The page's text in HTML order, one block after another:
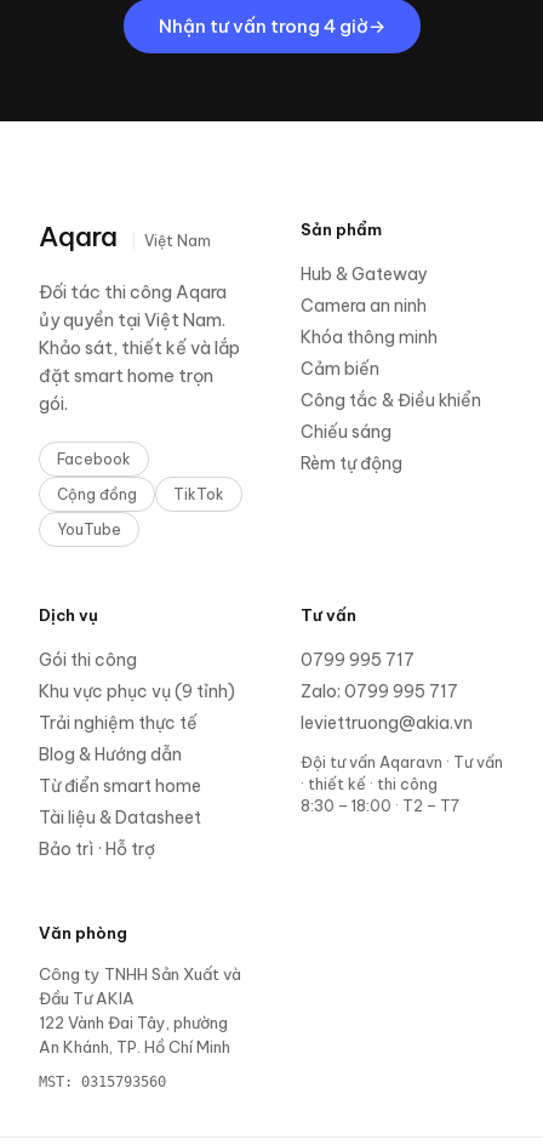
Nhận tư vấn trong 4 giờ
Aqara Việt Nam
Đối tác thi công Aqara
ủy quyền tại Việt Nam.
Khảo sát, thiết kế và lắp
đặt smart home trọn
gói.
Facebook
Cộng đồng
TikTok
YouTube
Sản phẩm
Hub & Gateway
Camera an ninh
Khóa thông minh
Cảm biến
Công tắc & Điều khiển
Chiếu sáng
Rèm tự động
Dịch vụ
Gói thi công
Khu vực phục vụ (9 tỉnh)
Trải nghiệm thực tế
Blog & Hướng dẫn
Từ điển smart home
Tài liệu & Datasheet
Bảo trì · Hỗ trợ
Tư vấn
0799 995 717
Zalo: 0799 995 717
leviettruong@akia.vn
Đội tư vấn Aqaravn · Tư vấn
· thiết kế · thi công
8:30 – 18:00 · T2 – T7
Văn phòng
Công ty TNHH Sản Xuất và
Đầu Tư AKIA
122 Vành Đai Tây, phường
An Khánh, TP. Hồ Chí Minh
MST: 0315793560